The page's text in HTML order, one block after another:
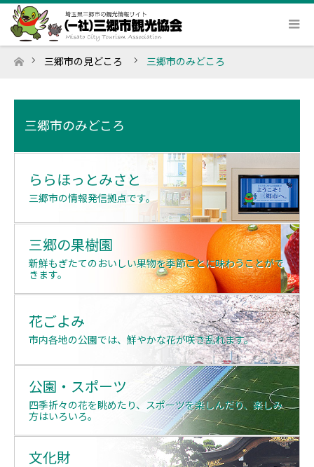
三郷市の見どころ 三郷市のみどころ
三郷市のみどころ
こちらでは、人々の憩いの場である公園や、多くの人でに
ぎわう商業施設、歴史を感じさせる文化財、楽しさいっぱ
いのアクティビティなどをご紹介します。
ららほっとみさと
三郷市の情報発信拠点です。
三郷の果樹園
新鮮もぎたてのおいしい果物を季節ごとに味わうことがで
きます。
花ごよみ
市内各地の公園では、鮮やかな花が咲き乱れます。
公園・スポーツ
四季折々の花を眺めたり、スポーツを楽しんだり、楽しみ
方はいろいろ。
文化財